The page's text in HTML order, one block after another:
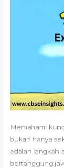
Memahami
bukan hanya
adalah langkah
bertanggung